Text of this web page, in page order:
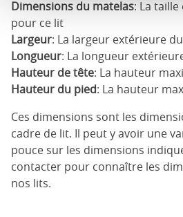
Dimensions du matelas: La
pour ce lit
Largeur: La largeur extérieure
Longueur: La longueur
Hauteur de tête: La hauteur
Hauteur du pied: La hauteur
Ces dimensions sont les
cadre de lit. Il peut y avoir une
pouce sur les dimensions
contacter pour connaître les
nos lits.